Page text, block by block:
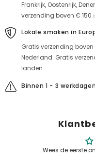
Frankrijk, Oostenrijk,
verzending boven € 150
Lokale smaken in
Gratis verzending
Nederland. Gratis
landen.
Binnen 1 - 3
Wees de eerste